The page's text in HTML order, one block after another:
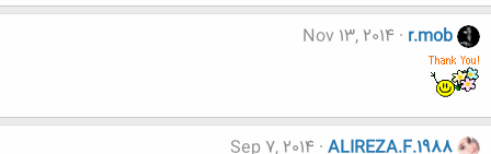
r.mob
Nov 13, 2014
ALIREZA.F.1988
Sep 7, 2014